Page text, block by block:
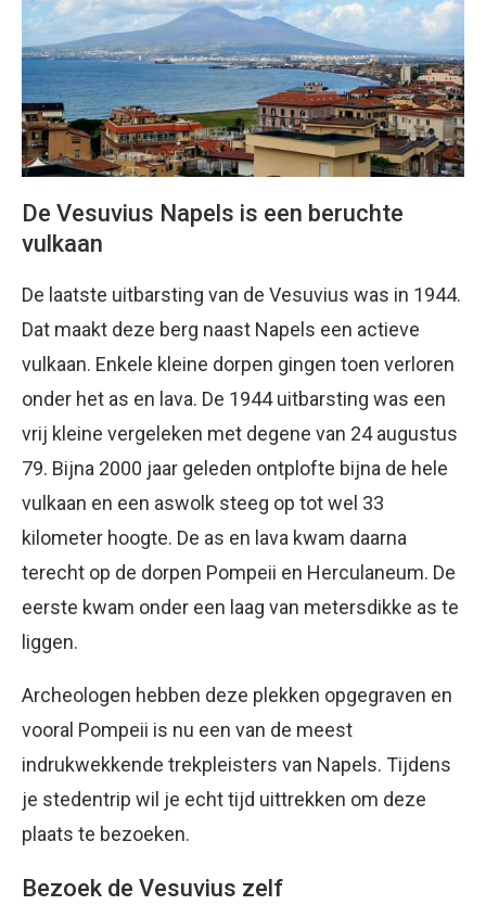
De Vesuvius Napels is een beruchte
vulkaan
De laatste uitbarsting van de Vesuvius was in 1944.
Dat maakt deze berg naast Napels een actieve
vulkaan. Enkele kleine dorpen gingen toen verloren
onder het as en lava. De 1944 uitbarsting was een
vrij kleine vergeleken met degene van 24 augustus
79. Bijna 2000 jaar geleden ontplofte bijna de hele
vulkaan en een aswolk steeg op tot wel 33
kilometer hoogte. De as en lava kwam daarna
terecht op de dorpen Pompeii en Herculaneum. De
eerste kwam onder een laag van metersdikke as te
liggen.
Archeologen hebben deze plekken opgegraven en
vooral Pompeii is nu een van de meest
indrukwekkende trekpleisters van Napels. Tijdens
je stedentrip wil je echt tijd uittrekken om deze
plaats te bezoeken.
Bezoek de Vesuvius zelf